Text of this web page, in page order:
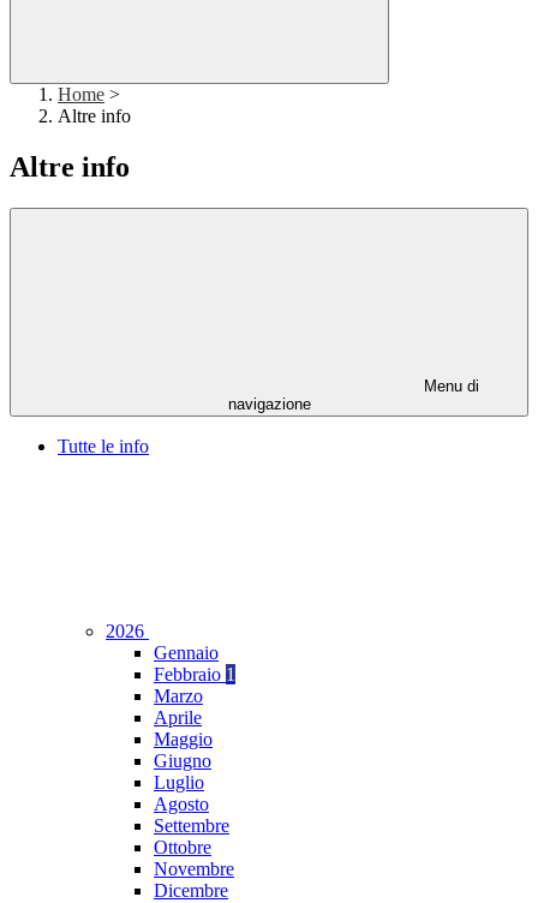
Home >
Altre info
Altre info
Menu di
navigazione
Tutte le info
2026
Gennaio
Febbraio 1
Marzo
Aprile
Maggio
Giugno
Luglio
Agosto
Settembre
Ottobre
Novembre
Dicembre